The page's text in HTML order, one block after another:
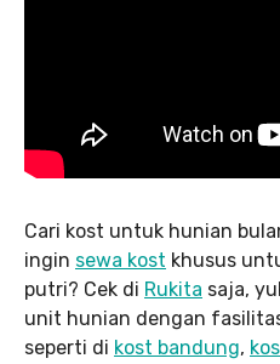
Cari kost untuk hunian
ingin sewa kost khusus
putri? Cek di Rukita saja,
unit hunian dengan
seperti di kost bandung,